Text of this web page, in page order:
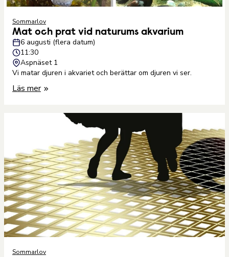
Sommarlov
Mat och prat vid naturums akvarium
6 augusti (flera datum)
11:30
Aspnäset 1
Vi matar djuren i akvariet och berättar om djuren vi ser.
Läs mer
Sommarlov